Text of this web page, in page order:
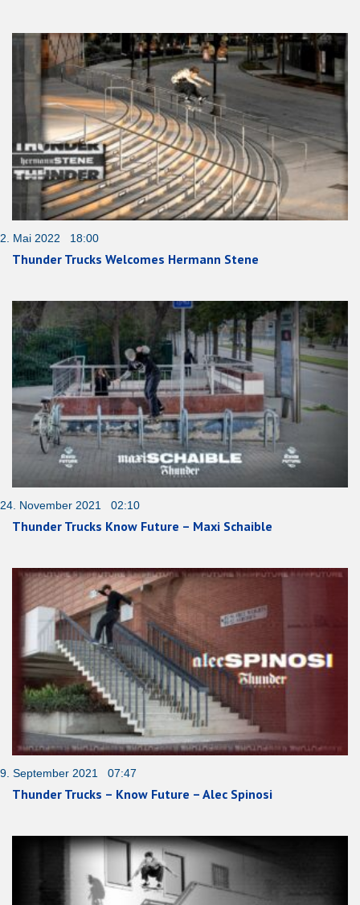
2. Mai 2022 18:00
Thunder Trucks Welcomes Hermann Stene
24. November 2021 02:10
Thunder Trucks Know Future – Maxi Schaible
9. September 2021 07:47
Thunder Trucks – Know Future – Alec Spinosi